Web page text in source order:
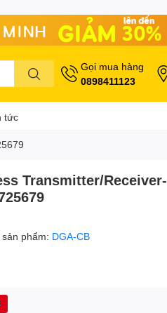
Gọi mua hàng
0898411123
tức
Transmitter/Receiver-
sản phẩm: DGA-CB